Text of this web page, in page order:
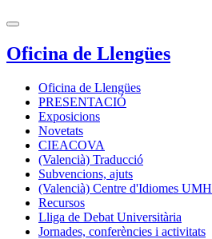
Oficina de Llengües
Oficina de Llengües
PRESENTACIÓ
Exposicions
Novetats
CIEACOVA
(Valencià) Traducció
Subvencions, ajuts
(Valencià) Centre d'Idiomes UMH
Recursos
Lliga de Debat Universitària
Jornades, conferències i activitats